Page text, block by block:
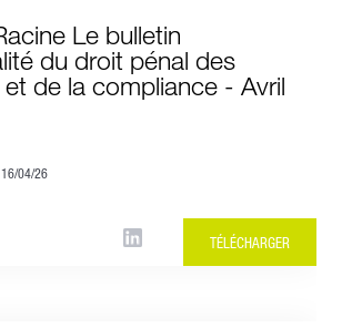
Le bulletin
du droit pénal des
de la compliance - Avril
16/04/26
TÉLÉCHARGER